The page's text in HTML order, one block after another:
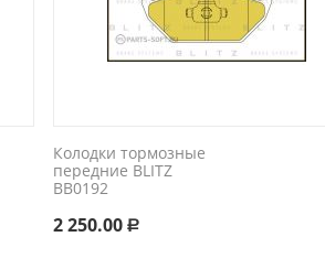
Колодки тормозные
передние BLITZ
BB0192
2 250.00 Р